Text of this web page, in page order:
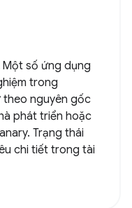
Một số ứng dụng
trong
theo nguyên gốc
phát triển hoặc
Trạng thái
chi tiết trong tài